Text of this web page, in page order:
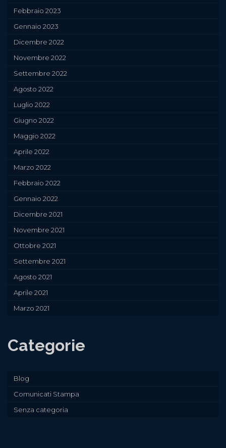
Febbraio 2023
Gennaio 2023
Dicembre 2022
Novembre 2022
Settembre 2022
Agosto 2022
Luglio 2022
Giugno 2022
Maggio 2022
Aprile 2022
Marzo 2022
Febbraio 2022
Gennaio 2022
Dicembre 2021
Novembre 2021
Ottobre 2021
Settembre 2021
Agosto 2021
Aprile 2021
Marzo 2021
Categorie
Blog
Comunicati Stampa
Senza categoria